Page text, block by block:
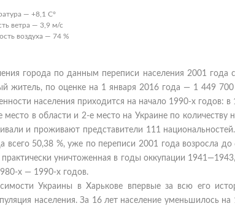
— +8,1 C°
ветра — 3,9 м/с
воздуха — 74 %
города по данным переписи населения 2001 года
житель, по оценке на 1 января 2016 года — 1 449
населения приходится на начало 1990-х годов:
место в области и 2-е место на Украине по
и проживают представители 111
всего 50,38 %, уже по переписи 2001 года возросла
уничтоженная в годы оккупации
х — 1990-х годов.
Украины в Харькове впервые за всю его
населения. За 16 лет население уменьшилось